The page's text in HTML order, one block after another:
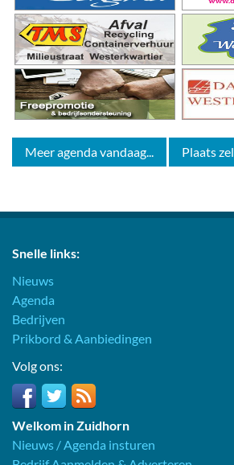
Meer agenda vandaag... Plaats
Snelle links:
Nieuws
Agenda
Bedrijven
Prikbord & Aanbiedingen
Volg ons:
Welkom in Zuidhorn
Nieuws / Agenda insturen